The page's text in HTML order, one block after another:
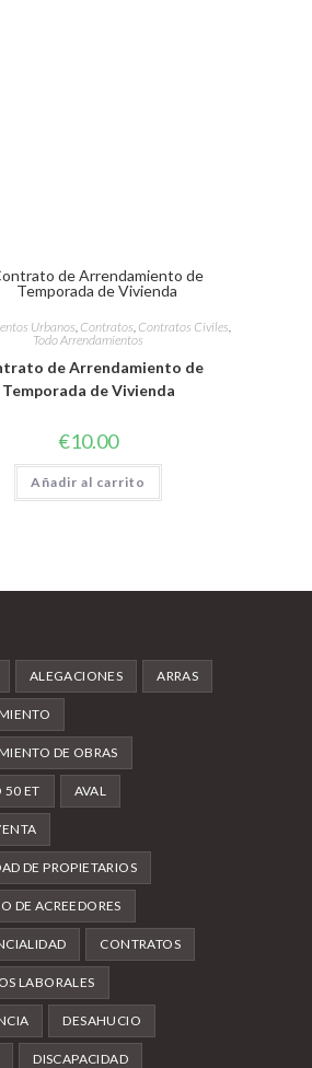
Urbanos Contratos Contratos Civiles
Todo Arrendamientos
de Arrendamiento de
Temporada de Vivienda
€10.00
Añadir al carrito
ALEGACIONES ARRAS
DE OBRAS
50 ET AVAL
DE PROPIETARIOS
DE ACREEDORES
CONTRATOS
LABORALES
DESAHUCIO
DISCAPACIDAD